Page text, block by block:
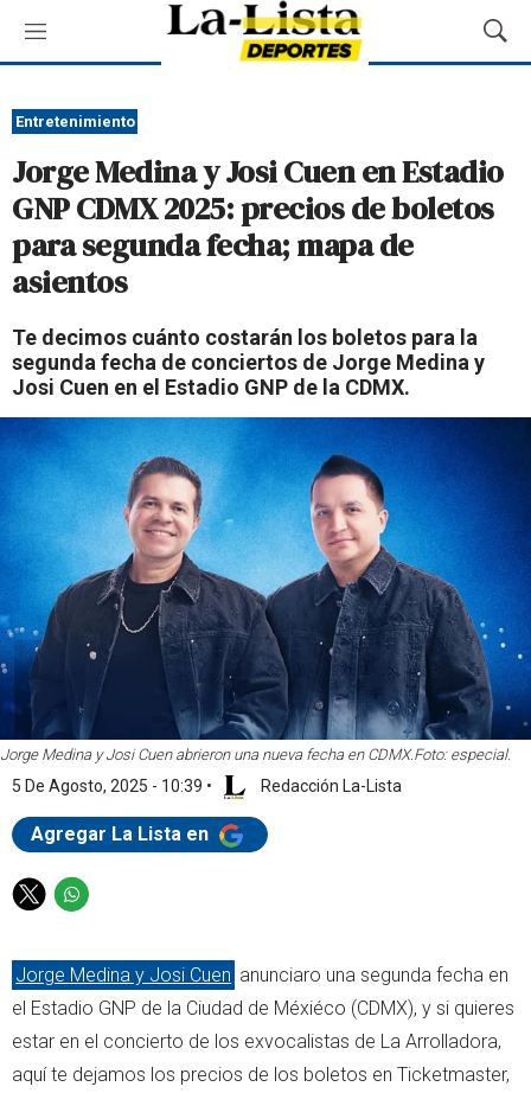
M
e
ú
M
o
a
r
B
Entretenimiento
Jorge Medina y Josi Cuen en Estadio
GNP CDMX 2025: precios de boletos
para segunda fecha; mapa de
asientos
Te decimos cuánto costarán los boletos para la
segunda fecha de conciertos de Jorge Medina y
Josi Cuen en el Estadio GNP de la CDMX.
Jorge Medina y Josi Cuen abrieron una nueva fecha en CDMX.Foto: especial.
5 De Agosto, 2025 - 10:39 • Redacción La-Lista
Agregar La Lista en
T
i
t
t
e
r
W
a
t
s
p
p
Jorge Medina y Josi Cuen anunciaro una segunda fecha en
el Estadio GNP de la Ciudad de Méxiéco (CDMX), y si quieres
estar en el concierto de los exvocalistas de La Arrolladora,
aquí te dejamos los precios de los boletos en Ticketmaster,